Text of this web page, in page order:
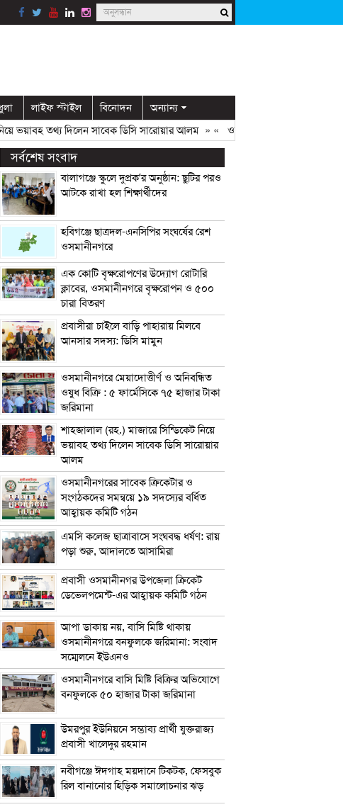
লাইফ স্টাইল বিনোদন অন্যান্য
তথ্য দিলেন সাবেক ডিসি সারোয়ার আলম» «ওসমানীনগরের সাবেক ক্রিকেটার
সর্বশেষ সংবাদ
বালাগঞ্জে স্কুলে দুপ্রক’র অনুষ্ঠান: ছুটির পরও
আটকে রাখা হল শিক্ষার্থীদের
হবিগঞ্জে ছাত্রদল-এনসিপির সংঘর্ষের রেশ
ওসমানীনগরে
এক কোটি বৃক্ষরোপণের উদ্যোগ রোটারি
ক্লাবের, ওসমানীনগরে বৃক্ষরোপন ও ৫০০
চারা বিতরণ
প্রবাসীরা চাইলে বাড়ি পাহারায় মিলবে
আনসার সদস্য: ডিসি মামুন
ওসমানীনগরে মেয়াদোত্তীর্ণ ও অনিবন্ধিত
ওষুধ বিক্রি : ৫ ফার্মেসিকে ৭৫ হাজার টাকা
জরিমানা
শাহজালাল (রহ.) মাজারে সিন্ডিকেট নিয়ে
ভয়াবহ তথ্য দিলেন সাবেক ডিসি সারোয়ার
আলম
ওসমানীনগরের সাবেক ক্রিকেটার ও
সংগঠকদের সমন্বয়ে ১৯ সদস্যের বর্ধিত
আহ্বায়ক কমিটি গঠন
এম‌সি কলেজ ছাত্রাবাসে সংঘবদ্ধ ধর্ষণ: রায়
পড়া শুরু, আদালতে আসামিরা
প্রবাসী ওসমানীনগর উপজেলা ক্রিকেট
ডেভেলপমেন্ট-এর আহ্বায়ক কমিটি গঠন
আপা ডাকায় নয়, বাসি মিষ্টি থাকায়
ওসমানীনগরে বনফুলকে জরিমানা: সংবাদ
সম্মেলনে ইউএনও
ওসমানীনগরে বাসি মিষ্টি বিক্রির অভিযোগে
বনফুলকে ৫০ হাজার টাকা জরিমানা
উমরপুর ইউনিয়নে সম্ভাব্য প্রার্থী যুক্তরাজ্য
প্রবাসী খালেদুর রহমান
নবীগঞ্জে ঈদগাহ ময়দানে টিকটক, ফেসবুক
রিল বানানোর হিড়িক সমালোচনার ঝড়